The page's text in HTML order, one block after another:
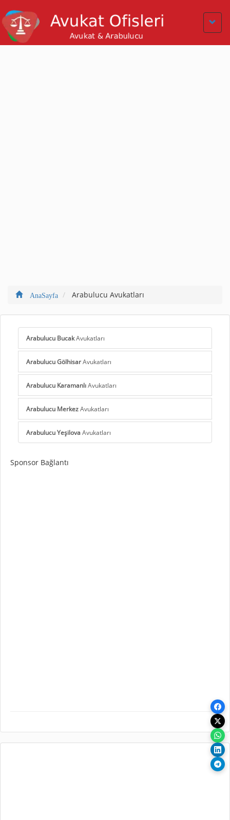
AnaSayfa Arabulucu Avukatları
Arabulucu BucakAvukatları
Arabulucu GölhisarAvukatları
Arabulucu KaramanlıAvukatları
Arabulucu MerkezAvukatları
Arabulucu YeşilovaAvukatları
Sponsor Bağlantı